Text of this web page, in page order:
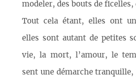
modeler, des bouts de ficelles,
Tout cela étant, elles ont
elles sont autant de petites
vie, la mort, l’amour, le
sent une démarche tranquille,